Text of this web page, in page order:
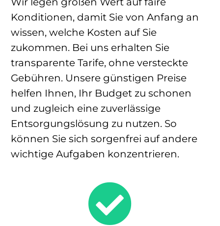
Konditionen, damit Sie von Anfang an
wissen, welche Kosten auf Sie
zukommen. Bei uns erhalten Sie
transparente Tarife, ohne versteckte
Gebühren. Unsere günstigen Preise
helfen Ihnen, Ihr Budget zu schonen
und zugleich eine zuverlässige
Entsorgungslösung zu nutzen. So
können Sie sich sorgenfrei auf andere
wichtige Aufgaben konzentrieren.
